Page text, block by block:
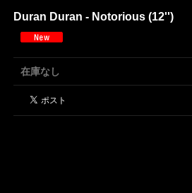
Duran Duran - Notorious (12'')
在庫なし